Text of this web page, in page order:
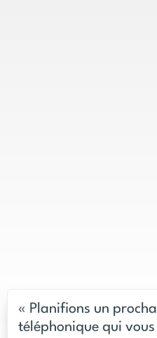
« Planifions un
téléphonique qui